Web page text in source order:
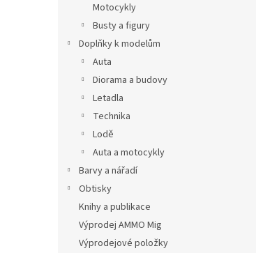
Motocykly
Busty a figury
Doplňky k modelům
Auta
Diorama a budovy
Letadla
Technika
Lodě
Auta a motocykly
Barvy a nářadí
Obtisky
Knihy a publikace
Výprodej AMMO Mig
Výprodejové položky